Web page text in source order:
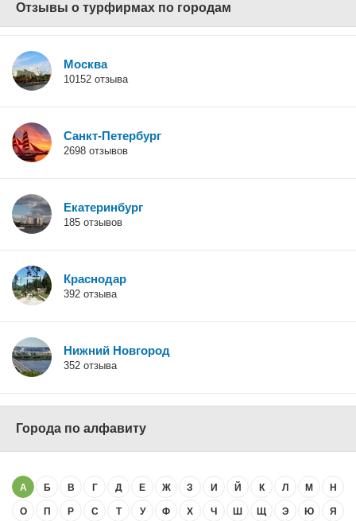
Отзывы о турфирмах по городам
Москва
10152 отзыва
Санкт-Петербург
2698 отзывов
Екатеринбург
185 отзывов
Краснодар
392 отзыва
Нижний Новгород
352 отзыва
Города по алфавиту
А Б В Г Д Е Ж З И Й К Л М Н
О П Р С Т У Ф Х Ч Ш Щ Э Ю Я